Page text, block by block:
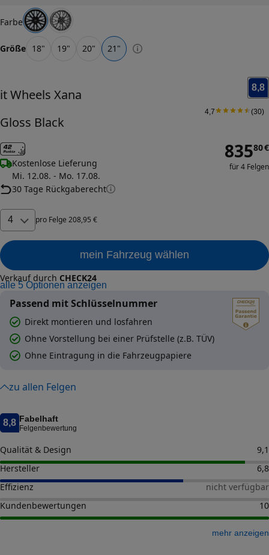
Farbe
Größe 18" 19" 20" 21 "
it Wheels Xana
Gloss Black
8,8
4,7 (30)
Kostenlose Lieferung
Mi. 12.08. - Mo. 17.08.
30 Tage Rückgaberecht
83580€
für 4 Felgen
4 pro Felge 208,95 €
mein Fahrzeug wählen
Verkauf durch CHECK24
alle 5 Optionen anzeigen
Passend mit Schlüsselnummer
Direkt montieren und losfahren
Ohne Vorstellung bei einer Prüfstelle (z.B. TÜV)
Ohne Eintragung in die Fahrzeugpapiere
zu allen Felgen
8,8 Fabelhaft
Felgenbewertung
Qualität & Design
9,1
Hersteller
6,8
Effizienz
nicht verfügbar
Kundenbewertungen
10
mehr anzeigen